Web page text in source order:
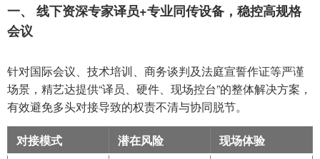
一、 线下资深专家译员+专业同传设备，稳控高规格
会议
针对国际会议、技术培训、商务谈判及法庭宣誓作证等严谨
场景，精艺达提供“译员、硬件、现场控台”的整体解决方案，
有效避免多头对接导致的权责不清与协同脱节。
对接模式 潜在风险
现场体验